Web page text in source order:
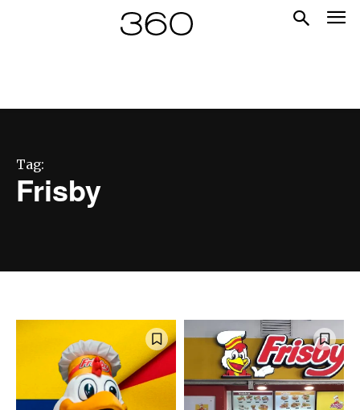
Tag:
Frisby